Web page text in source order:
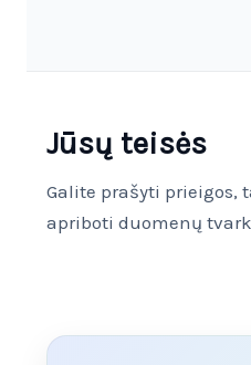
Jūsų teisės
Galite prašyti prieigos,
apriboti duomenų